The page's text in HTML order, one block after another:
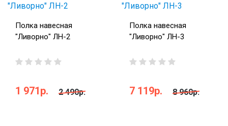
Полка навесная
"Ливорно" ЛН-2
1 971р. 2 490р.
Полка навесная
"Ливорно" ЛН-3
7 119р. 8 960р.